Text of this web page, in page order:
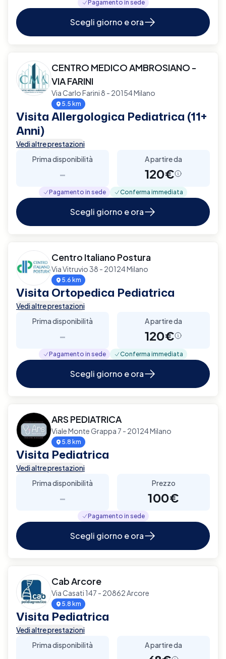
Pagamento in sede
Scegli giorno e ora
CENTRO MEDICO AMBROSIANO -
VIA FARINI
Via Carlo Farini 8 - 20154 Milano
5.5 km
Visita Allergologica Pediatrica (11+
Anni)
Vedi altre prestazioni
Prima disponibilità
-
A partire da
120€
Pagamento in sede Conferma immediata
Scegli giorno e ora
Centro Italiano Postura
Via Vitruvio 38 - 20124 Milano
5.6 km
Visita Ortopedica Pediatrica
Vedi altre prestazioni
Prima disponibilità
-
A partire da
120€
Pagamento in sede Conferma immediata
Scegli giorno e ora
ARS PEDIATRICA
Viale Monte Grappa 7 - 20124 Milano
5.8 km
Visita Pediatrica
Vedi altre prestazioni
Prima disponibilità
-
Prezzo
100€
Pagamento in sede
Scegli giorno e ora
Cab Arcore
Via Casati 147 - 20862 Arcore
5.8 km
Visita Pediatrica
Vedi altre prestazioni
Prima disponibilità
A partire da